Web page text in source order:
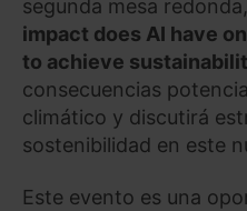
segunda mesa
impact does AI have
to achieve
consecuencias
climático y discutirá
sostenibilidad en este
Este evento es una